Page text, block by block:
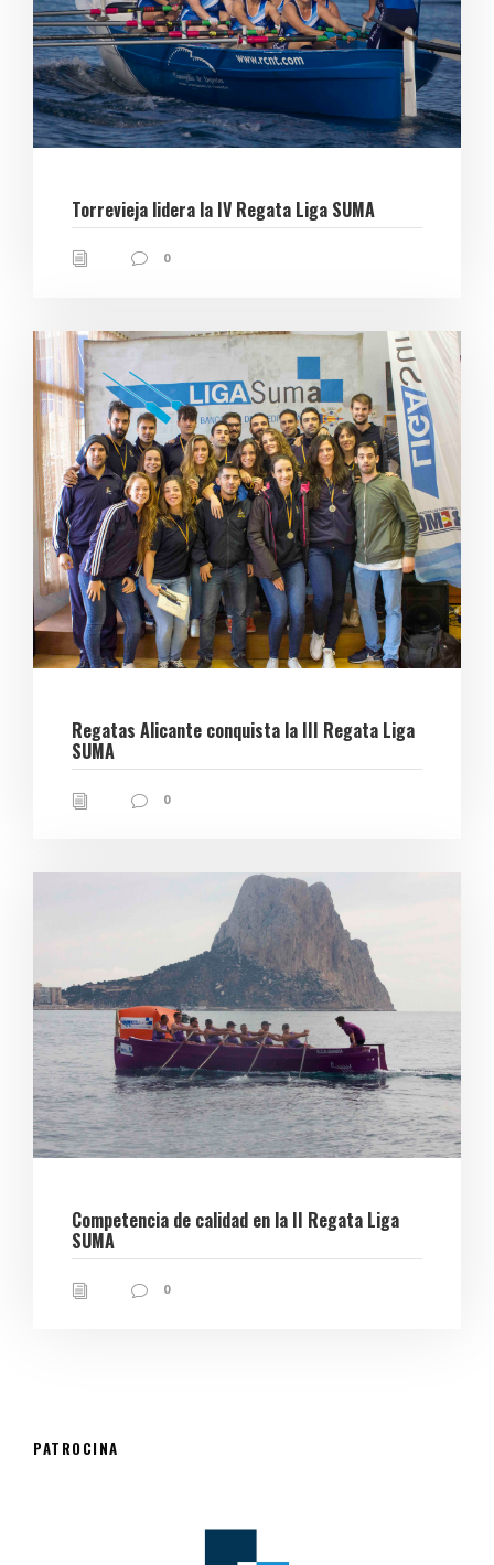
Torrevieja lidera la IV Regata Liga SUMA
0
Regatas Alicante conquista la III Regata Liga
SUMA
0
Competencia de calidad en la II Regata Liga
SUMA
0
PATROCINA